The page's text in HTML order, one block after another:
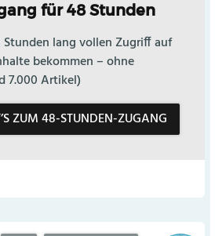
für 48 Stunden
Stunden lang vollen Zugriff auf
bekommen – ohne
7.000 Artikel)
ZUM 48-STUNDEN-ZUGANG